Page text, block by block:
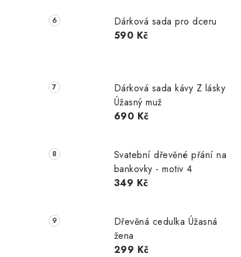
Dárková sada pro dceru
590 Kč
Dárková sada kávy Z lásky
Úžasný muž
690 Kč
Svatební dřevěné přání na
bankovky - motiv 4
349 Kč
Dřevěná cedulka Úžasná
žena
299 Kč